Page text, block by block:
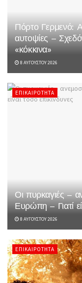
Πόρτο Γερμενό:
αυτοψίες –
«κόκκινα»
8 ΑΥΓΟΎΣΤΟΥ 2026
ΕΠΙΚΑΙΡΌΤΗΤΑ
Οι πυρκαγιές –
Ευρώπη – Γιατί
8 ΑΥΓΟΎΣΤΟΥ 2026
ΕΠΙΚΑΙΡΌΤΗΤΑ